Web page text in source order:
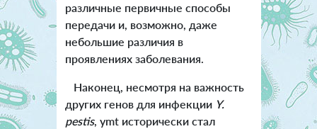
различные первичные способы
передачи и, возможно, даже
небольшие различия в
проявлениях заболевания.
Наконец, несмотря на важность
других генов для инфекции Y.
pestis, ymt исторически стал